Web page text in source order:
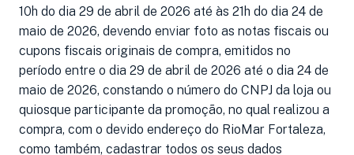
10h do dia 29 de abril de 2026 até às 21h do dia 24 de
maio de 2026, devendo enviar foto as notas fiscais ou
cupons fiscais originais de compra, emitidos no
período entre o dia 29 de abril de 2026 até o dia 24 de
maio de 2026, constando o número do CNPJ da loja ou
quiosque participante da promoção, no qual realizou a
compra, com o devido endereço do RioMar Fortaleza,
como também, cadastrar todos os seus dados